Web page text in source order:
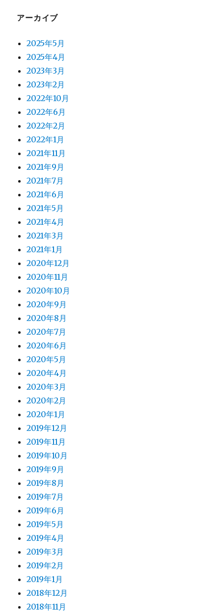
アーカイブ
2025年5月
2025年4月
2023年3月
2023年2月
2022年10月
2022年6月
2022年2月
2022年1月
2021年11月
2021年9月
2021年7月
2021年6月
2021年5月
2021年4月
2021年3月
2021年1月
2020年12月
2020年11月
2020年10月
2020年9月
2020年8月
2020年7月
2020年6月
2020年5月
2020年4月
2020年3月
2020年2月
2020年1月
2019年12月
2019年11月
2019年10月
2019年9月
2019年8月
2019年7月
2019年6月
2019年5月
2019年4月
2019年3月
2019年2月
2019年1月
2018年12月
2018年11月